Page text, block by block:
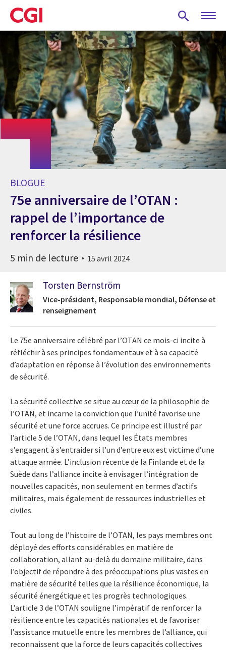
Skip
to
main
content
BLOGUE
75e anniversaire de l’OTAN :
rappel de l’importance de
renforcer la résilience
5 min de lecture 15 avril 2024
Torsten Bernström
Vice-président, Responsable mondial, Défense et
renseignement
Le 75e anniversaire célébré par l’OTAN ce mois-ci incite à
réfléchir à ses principes fondamentaux et à sa capacité
d’adaptation en réponse à l’évolution des environnements
de sécurité.
La sécurité collective se situe au cœur de la philosophie de
l’OTAN, et incarne la conviction que l’unité favorise une
sécurité et une force accrues. Ce principe est illustré par
l’article 5 de l’OTAN, dans lequel les États membres
s’engagent à s’entraider si l’un d’entre eux est victime d’une
attaque armée. L’inclusion récente de la Finlande et de la
Suède dans l’alliance incite à envisager l’intégration de
nouvelles capacités, non seulement en termes d’actifs
militaires, mais également de ressources industrielles et
civiles.
Tout au long de l’histoire de l’OTAN, les pays membres ont
déployé des efforts considérables en matière de
collaboration, allant au-delà du domaine militaire, dans
l’objectif de répondre à des préoccupations plus vastes en
matière de sécurité telles que la résilience économique, la
sécurité énergétique et les progrès technologiques.
L’article 3 de l’OTAN souligne l’impératif de renforcer la
résilience entre les capacités nationales et de favoriser
l’assistance mutuelle entre les membres de l’alliance, qui
reconnaissent que la force de leurs capacités collectives